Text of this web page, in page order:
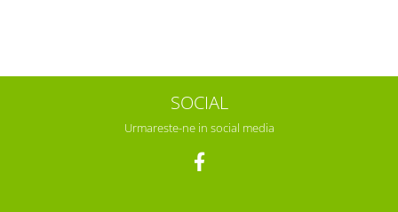
SOCIAL
Urmareste-ne in social media